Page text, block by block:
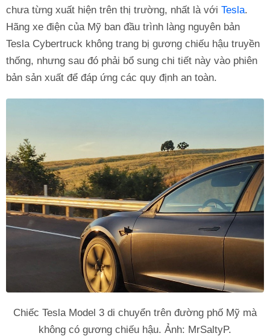
chưa từng xuất hiện trên thị trường, nhất là với Tesla.
Hãng xe điện của Mỹ ban đầu trình làng nguyên bản
Tesla Cybertruck không trang bị gương chiếu hậu truyền
thống, nhưng sau đó phải bổ sung chi tiết này vào phiên
bản sản xuất để đáp ứng các quy định an toàn.
Chiếc Tesla Model 3 di chuyển trên đường phố Mỹ mà
không có gương chiếu hậu. Ảnh: MrSaltyP.